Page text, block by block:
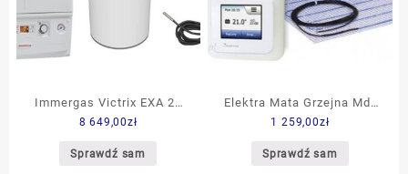
Immergas Victrix EXA 24
KOMFORT 160 kocioł +
zasobnik + sonda
8 649,00zł
Sprawdź sam
Elektra Mata Grzejna Md-
160 560W 3,5M2 0,5x7M +
Termostat Owd5 Wi-Fi
1 259,00zł
Sprawdź sam